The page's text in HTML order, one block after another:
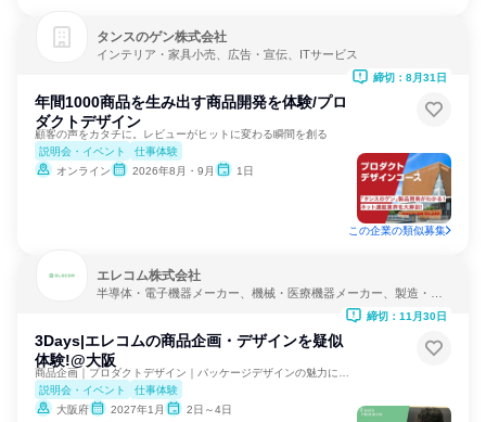
タンスのゲン株式会社
インテリア・家具小売、広告・宣伝、ITサービス
年間1000商品を生み出す商品開発を体験/プロ
ダクトデザイン
顧客の声をカタチに。レビューがヒットに変わる瞬間を創る
説明会・イベント
仕事体験
オンライン
2026年8月・9月 1日
締切：8月31日
この企業の類似募集
エレコム株式会社
半導体・電子機器メーカー、機械・医療機器メーカー、製造・メ
3Days|エレコムの商品企画・デザインを疑似
体験!@大阪
説明会・イベント
仕事体験
大阪府
2027年1月 2日～4日
締切：11月30日